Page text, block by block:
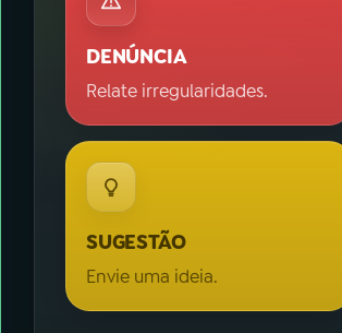
DENÚNCIA
Relate irregularidades.
SUGESTÃO
Envie uma ideia.